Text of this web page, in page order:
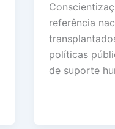
referência
políticas
de suporte